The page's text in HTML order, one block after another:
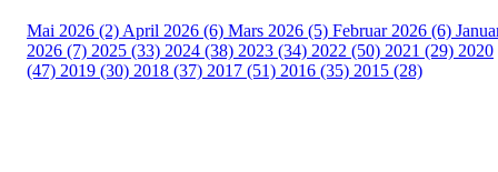
Mai 2026 (2) April 2026 (6) Mars 2026 (5) Februar 2026 (6)
2026 (7) 2025 (33) 2024 (38) 2023 (34) 2022 (50) 2021 (29) 2020
(47) 2019 (30) 2018 (37) 2017 (51) 2016 (35) 2015 (28)